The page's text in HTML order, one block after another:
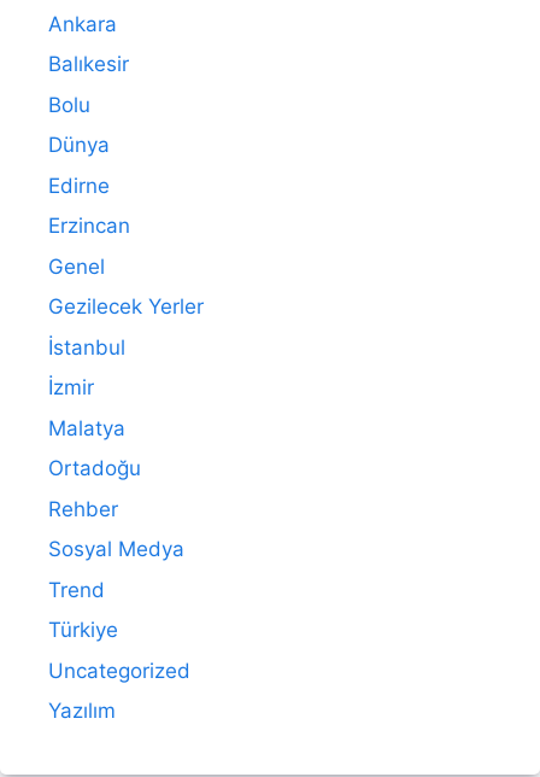
Ankara
Balıkesir
Bolu
Dünya
Edirne
Erzincan
Genel
Gezilecek Yerler
İstanbul
İzmir
Malatya
Ortadoğu
Rehber
Sosyal Medya
Trend
Türkiye
Uncategorized
Yazılım